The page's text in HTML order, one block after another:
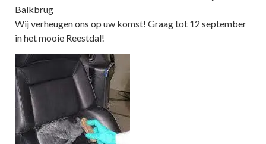
Balkbrug
Wij verheugen ons op uw komst! Graag tot 12 september
in het mooie Reestdal!